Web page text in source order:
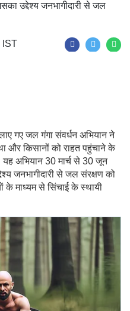
उद्देश्य जनभागीदारी से जल
IST
गए जल गंगा संवर्धन अभियान ने
और किसानों को राहत पहुंचाने के
यह अभियान 30 मार्च से 30 जून
जनभागीदारी से जल संरक्षण को
के माध्यम से सिंचाई के स्थायी